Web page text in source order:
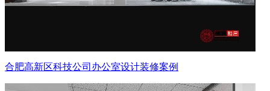
合肥高新区科技公司办公室设计装修案例